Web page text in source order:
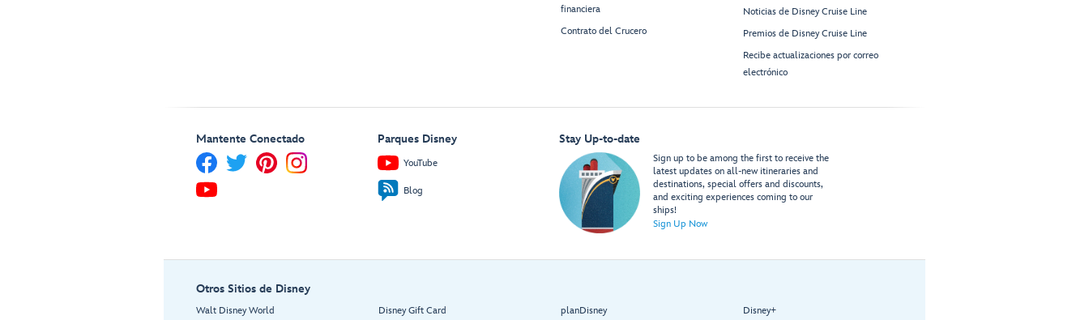
financiera
Contrato del Crucero
Noticias de Disney Cruise Line
Premios de Disney Cruise Line
Recibe actualizaciones por correo
electrónico
Mantente Conectado Parques Disney
YouTube
Blog
Stay Up-to-date
Sign up to be among the first to receive the
latest updates on all-new itineraries and
destinations, special offers and discounts,
and exciting experiences coming to our
ships!
Sign Up Now
Otros Sitios de Disney
Walt Disney World Disney Gift Card planDisney Disney+